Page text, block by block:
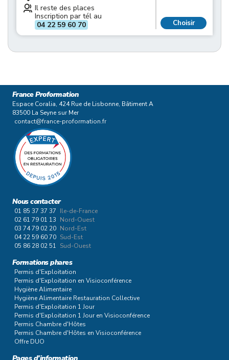
Il reste des places
Inscription par tél au
04 22 59 60 70
Choisir
France Proformation
Espace Coralia, 424 Rue de Lisbonne, Bâtiment A
83500 La Seyne sur Mer
contact@france-proformation.fr
Nous contacter
01 85 37 37 37 Ile-de-France
02 61 79 01 13 Nord-Ouest
03 74 79 02 20 Nord-Est
04 22 59 60 70 Sud-Est
05 86 28 02 51 Sud-Ouest
Formations phares
Permis d'Exploitation
Permis d'Exploitation en Visioconférence
Hygiène Alimentaire
Hygiène Alimentaire Restauration Collective
Permis d'Exploitation 1 Jour
Permis d'Exploitation 1 Jour en Visioconférence
Permis Chambre d'Hôtes
Permis Chambre d'Hôtes en Visioconférence
Offre DUO